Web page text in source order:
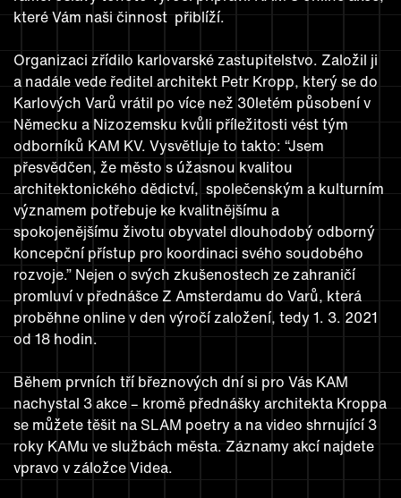
které Vám naši činnost přiblíží.
Organizaci zřídilo karlovarské zastupitelstvo. Založil ji
a nadále vede ředitel architekt Petr Kropp, který se do
Karlových Varů vrátil po více než 30letém působení v
Německu a Nizozemsku kvůli příležitosti vést tým
odborníků KAM KV. Vysvětluje to takto: “Jsem
přesvědčen, že město s úžasnou kvalitou
architektonického dědictví, společenským a kulturním
významem potřebuje ke kvalitnějšímu a
spokojenějšímu životu obyvatel dlouhodobý odborný
koncepční přístup pro koordinaci svého soudobého
rozvoje.” Nejen o svých zkušenostech ze zahraničí
promluví v přednášce Z Amsterdamu do Varů, která
proběhne online v den výročí založení, tedy 1. 3. 2021
od 18 hodin.
Během prvních tří březnových dní si pro Vás KAM
nachystal 3 akce – kromě přednášky architekta Kroppa
se můžete těšit na SLAM poetry a na video shrnující 3
roky KAMu ve službách města. Záznamy akcí najdete
vpravo v záložce Videa.